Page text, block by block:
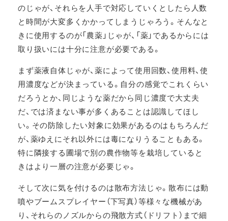
のじゃが、それらを人手で対応していくとしたら人数
と時間が大変多くかかってしまうじゃろう。そんなと
きに使用するのが「農薬」じゃが、「薬」であるからには
取り扱いには十分に注意が必要である。
まず薬液自体じゃが、薬によって使用回数、使用料、使
用濃度などが決まっている。自分の感覚でこれくらい
だろうとか、同じような薬だから同じ濃度で大丈夫
だ、では済まない事が多くあることは認識してほし
い。その防除したい対象に効果があるのはもちろんだ
が、薬ゆえにそれ以外には毒になりうることもある。
特に隣接する圃場で別の農作物等を栽培していると
きはより一層の注意が必要じゃ。
そして次に気を付けるのは散布方法じゃ。散布には動
噴やブームスプレイヤー（下写真）等様々な機械があ
り、それらのノズルからの飛散方式（ドリフト）まで細